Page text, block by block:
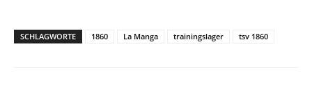
SCHLAGWORTE 1860 La Manga trainingslager tsv 1860